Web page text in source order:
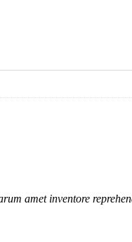
amet inventore